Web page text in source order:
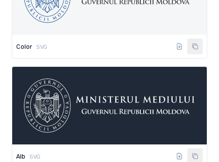
Color SVG
Alb SVG